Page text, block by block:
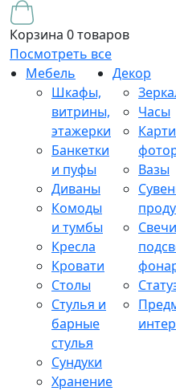
Корзина 0 товаров
Посмотреть все
Мебель
Шкафы,
витрины,
этажерки
Банкетки
и пуфы
Диваны
Комоды
и тумбы
Кресла
Кровати
Столы
Стулья и
барные
стулья
Сундуки
Хранение
Декор
Часы
Вазы